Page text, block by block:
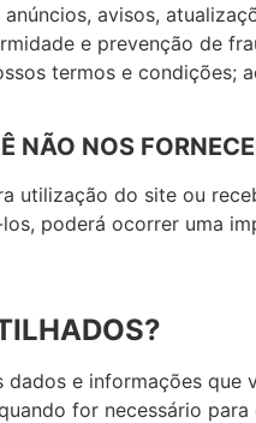
avisos,
e prevenção de
termos e condições;
NÃO NOS
utilização do site ou
poderá ocorrer uma
dados e informações que
for necessário